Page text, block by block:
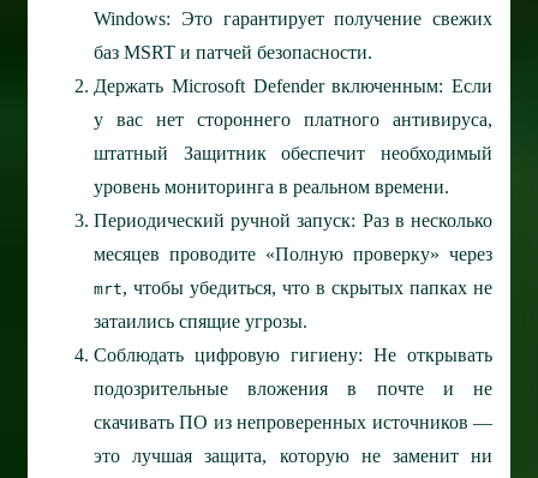
Windows: Это гарантирует получение свежих
баз MSRT и патчей безопасности.
Держать Microsoft Defender включенным: Если
у вас нет стороннего платного антивируса,
штатный Защитник обеспечит необходимый
уровень мониторинга в реальном времени.
Периодический ручной запуск: Раз в несколько
месяцев проводите «Полную проверку» через
mrt, чтобы убедиться, что в скрытых папках не
затаились спящие угрозы.
Соблюдать цифровую гигиену: Не открывать
подозрительные вложения в почте и не
скачивать ПО из непроверенных источников —
это лучшая защита, которую не заменит ни